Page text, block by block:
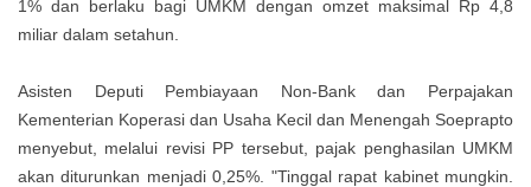
1% dan berlaku bagi UMKM dengan omzet maksimal Rp 4,8
miliar dalam setahun.
Asisten Deputi Pembiayaan Non-Bank dan Perpajakan
Kementerian Koperasi dan Usaha Kecil dan Menengah Soeprapto
menyebut, melalui revisi PP tersebut, pajak penghasilan UMKM
akan diturunkan menjadi 0,25%. "Tinggal rapat kabinet mungkin.